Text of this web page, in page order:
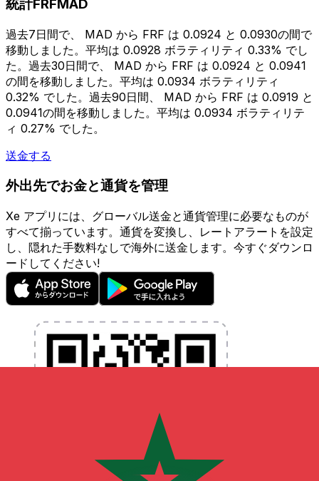
統計FRFMAD
過去7日間で、 MAD から FRF は 0.0924 と 0.0930の間で
移動しました。平均は 0.0928 ボラティリティ 0.33% でし
た。過去30日間で、 MAD から FRF は 0.0924 と 0.0941
の間を移動しました。平均は 0.0934 ボラティリティ
0.32% でした。過去90日間、 MAD から FRF は 0.0919 と
0.0941の間を移動しました。平均は 0.0934 ボラティリテ
ィ 0.27% でした。
送金する
外出先でお金と通貨を管理
Xe アプリには、グローバル送金と通貨管理に必要なものが
すべて揃っています。通貨を変換し、レートアラートを設定
し、隠れた手数料なしで海外に送金します。今すぐダウンロ
ードしてください!